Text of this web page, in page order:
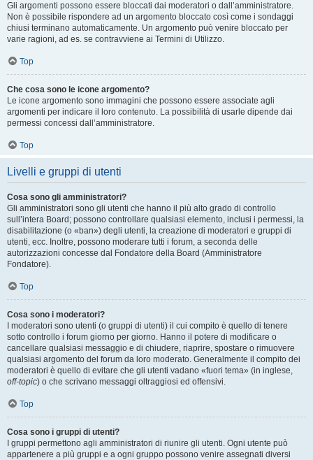
Gli argomenti possono essere bloccati dai moderatori o dall’amministratore.
Non è possibile rispondere ad un argomento bloccato così come i sondaggi
chiusi terminano automaticamente. Un argomento può venire bloccato per
varie ragioni, ad es. se contravviene ai Termini di Utilizzo.
Top
Che cosa sono le icone argomento?
Le icone argomento sono immagini che possono essere associate agli
argomenti per indicare il loro contenuto. La possibilità di usarle dipende dai
permessi concessi dall’amministratore.
Top
Livelli e gruppi di utenti
Cosa sono gli amministratori?
Gli amministratori sono gli utenti che hanno il più alto grado di controllo
sull’intera Board; possono controllare qualsiasi elemento, inclusi i permessi, la
disabilitazione (o «ban») degli utenti, la creazione di moderatori e gruppi di
utenti, ecc. Inoltre, possono moderare tutti i forum, a seconda delle
autorizzazioni concesse dal Fondatore della Board (Amministratore
Fondatore).
Top
Cosa sono i moderatori?
I moderatori sono utenti (o gruppi di utenti) il cui compito è quello di tenere
sotto controllo i forum giorno per giorno. Hanno il potere di modificare o
cancellare qualsiasi messaggio e di chiudere, riaprire, spostare o rimuovere
qualsiasi argomento del forum da loro moderato. Generalmente il compito dei
moderatori è quello di evitare che gli utenti vadano «fuori tema» (in inglese,
off-topic) o che scrivano messaggi oltraggiosi ed offensivi.
Top
Cosa sono i gruppi di utenti?
I gruppi permettono agli amministratori di riunire gli utenti. Ogni utente può
appartenere a più gruppi e a ogni gruppo possono venire assegnati diversi